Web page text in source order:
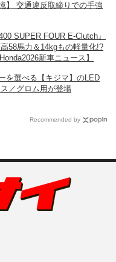
】 交通違反取締りでの手強
SUPER FOUR E-Clutch』
58馬力＆14kgもの軽量化!?
新車ニュース】
を選べる【キジマ】のLED
／グロム用が登場
Recommended by